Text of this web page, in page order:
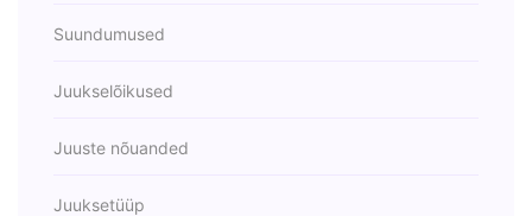
Suundumused
Juukselõikused
Juuste nõuanded
Juuksetüüp